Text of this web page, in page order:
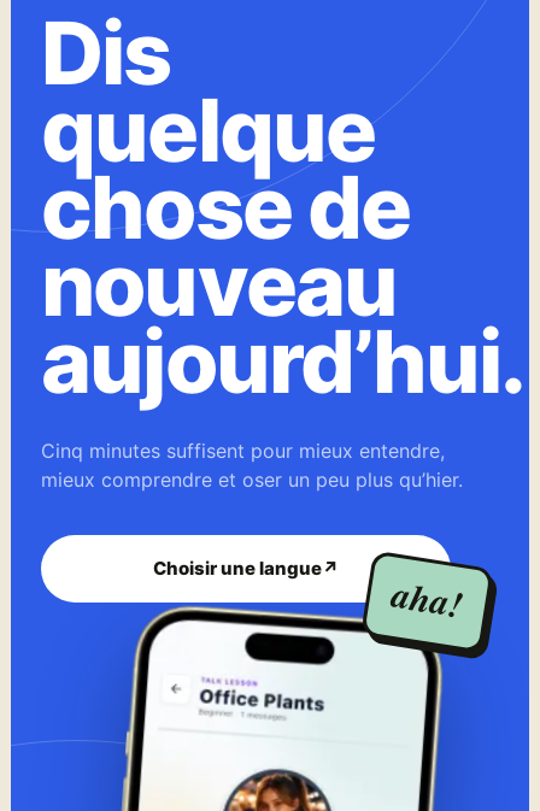
aha!
Dis
quelque
chose de
nouveau
aujourd’hui.
Cinq minutes suffisent pour mieux entendre,
mieux comprendre et oser un peu plus qu’hier.
Choisir une langue↗